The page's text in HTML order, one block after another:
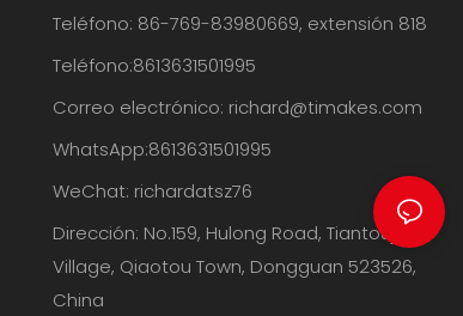
Teléfono: 86-769-83980669, extensión 818
Teléfono:8613631501995
Correo electrónico: richard@timakes.com
WhatsApp:8613631501995
WeChat: richardatsz76
Dirección: No.159, Hulong Road, Tiantoujiao
Village, Qiaotou Town, Dongguan 523526,
China